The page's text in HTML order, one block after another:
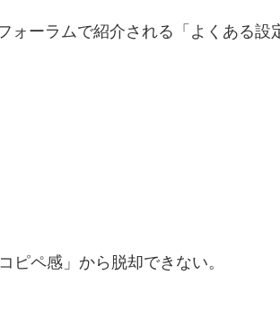
ォーラムで紹介される「よくある設
ピペ感」から脱却できない。